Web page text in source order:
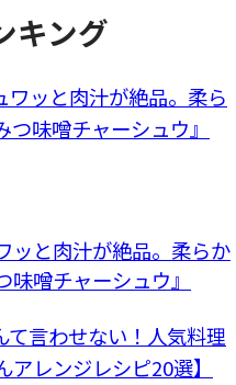
キング
ッと肉汁が絶品。柔らか
噌チャーシュウ』